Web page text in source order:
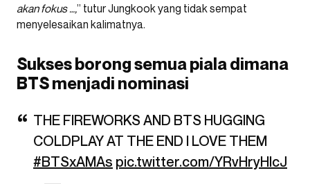
akan fokus …,” tutur Jungkook yang tidak sempat
menyelesaikan kalimatnya.
Sukses borong semua piala dimana
BTS menjadi nominasi
THE FIREWORKS AND BTS HUGGING
COLDPLAY AT THE END I LOVE THEM
#BTSxAMAs pic.twitter.com/YRvHryHlcJ